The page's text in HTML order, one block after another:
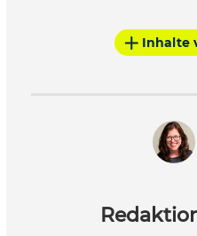
Inhalte